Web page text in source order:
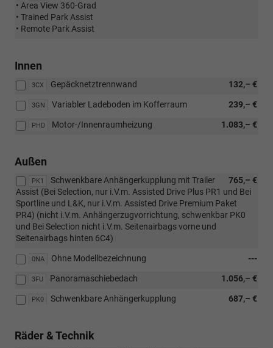
• Area View 360-Grad
• Trained Park Assist
• Remote Park Assist
Innen
3CX 132,– €
Gepäcknetztrennwand
3GN 239,– €
Variabler Ladeboden im Kofferraum
PHD 1.083,– €
Motor-/Innenraumheizung
Außen
PK1 765,– €
Schwenkbare Anhängerkupplung mit Trailer
Assist (Bei Selection, nur i.V.m. Assisted Drive Plus PR1 und Bei
Sportline und L&K, nur i.V.m. Assisted Drive Premium Paket
PR4) (nicht i.V.m. Anhängerzugvorrichtung, schwenkbar PK0
und Bei Selection nicht i.V.m. Seitenairbags vorne und
Seitenairbags hinten 6C4)
0NA ---
Ohne Modellbezeichnung
3FU 1.056,– €
Panoramaschiebedach
PK0 687,– €
Schwenkbare Anhängerkupplung
Räder & Technik